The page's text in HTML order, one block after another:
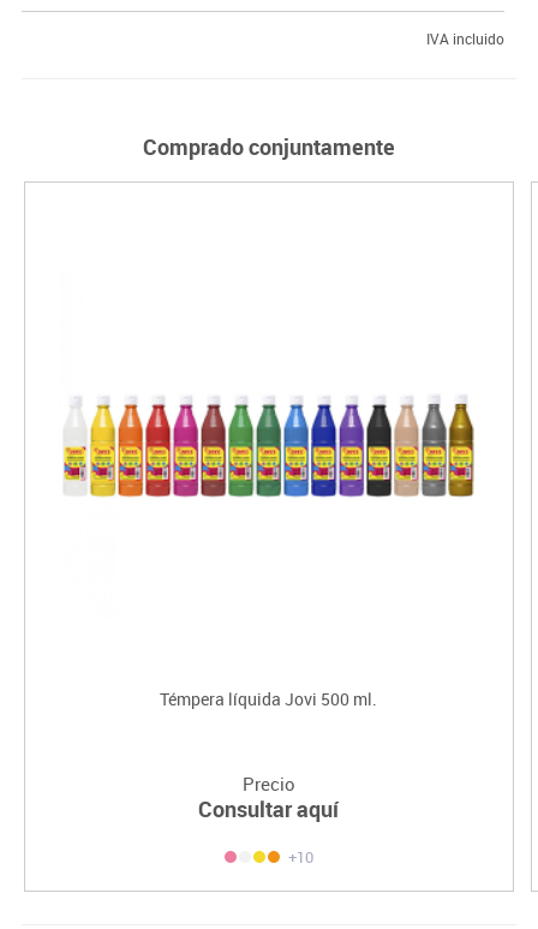
IVA incluido
Comprado conjuntamente
Témpera líquida Jovi 500 ml.
Precio
Consultar aquí
+10